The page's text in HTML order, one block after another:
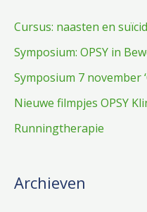
Cursus: naasten en
Symposium: OPSY in
Symposium 7 november
Nieuwe filmpjes OPSY
Runningtherapie
Archieven